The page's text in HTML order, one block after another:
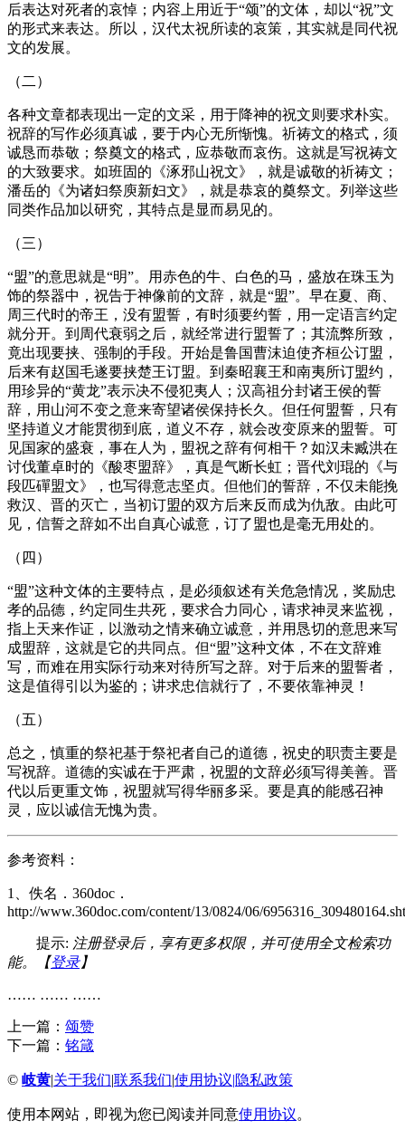
后表达对死者的哀悼；内容上用近于“颂”的文体，却以“祝”文
的形式来表达。所以，汉代太祝所读的哀策，其实就是同代祝
文的发展。
（二）
各种文章都表现出一定的文采，用于降神的祝文则要求朴实。
祝辞的写作必须真诚，要于内心无所惭愧。祈祷文的格式，须
诚恳而恭敬；祭奠文的格式，应恭敬而哀伤。这就是写祝祷文
的大致要求。如班固的《涿邪山祝文》，就是诚敬的祈祷文；
潘岳的《为诸妇祭庾新妇文》，就是恭哀的奠祭文。列举这些
同类作品加以研究，其特点是显而易见的。
（三）
“盟”的意思就是“明”。用赤色的牛、白色的马，盛放在珠玉为
饰的祭器中，祝告于神像前的文辞，就是“盟”。早在夏、商、
周三代时的帝王，没有盟誓，有时须要约誓，用一定语言约定
就分开。到周代衰弱之后，就经常进行盟誓了；其流弊所致，
竟出现要挟、强制的手段。开始是鲁国曹沫迫使齐桓公订盟，
后来有赵国毛遂要挟楚王订盟。到秦昭襄王和南夷所订盟约，
用珍异的“黄龙”表示决不侵犯夷人；汉高祖分封诸王侯的誓
辞，用山河不变之意来寄望诸侯保持长久。但任何盟誓，只有
坚持道义才能贯彻到底，道义不存，就会改变原来的盟誓。可
见国家的盛衰，事在人为，盟祝之辞有何相干？如汉未臧洪在
讨伐董卓时的《酸枣盟辞》，真是气断长虹；晋代刘琨的《与
段匹磾盟文》，也写得意志坚贞。但他们的誓辞，不仅未能挽
救汉、晋的灭亡，当初订盟的双方后来反而成为仇敌。由此可
见，信誓之辞如不出自真心诚意，订了盟也是毫无用处的。
（四）
“盟”这种文体的主要特点，是必须叙述有关危急情况，奖励忠
孝的品德，约定同生共死，要求合力同心，请求神灵来监视，
指上天来作证，以激动之情来确立诚意，并用恳切的意思来写
成盟辞，这就是它的共同点。但“盟”这种文体，不在文辞难
写，而难在用实际行动来对待所写之辞。对于后来的盟誓者，
这是值得引以为鉴的；讲求忠信就行了，不要依靠神灵！
（五）
总之，慎重的祭祀基于祭祀者自己的道德，祝史的职责主要是
写祝辞。道德的实诚在于严肃，祝盟的文辞必须写得美善。晋
代以后更重文饰，祝盟就写得华丽多采。要是真的能感召神
灵，应以诚信无愧为贵。
参考资料：
1、佚名．360doc．
http://www.360doc.com/content/13/0824/06/
提示: 注册登录后，享有更多权限，并可使用全文检索功
能。【登录】
…… …… ……
上一篇： 颂赞
下一篇： 铭箴
© 岐黄|关于我们|联系我们|使用协议|隐私政策
使用本网站，即视为您已阅读并同意使用协议。